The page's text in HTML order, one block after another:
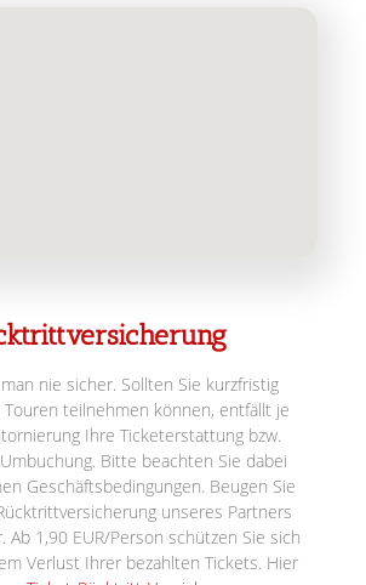
nie sicher. Sollten Sie kurzfristig
teilnehmen können, entfällt je
Ihre Ticketerstattung bzw.
Bitte beachten Sie dabei
Geschäftsbedingungen. Beugen Sie
unseres Partners
Ab 1,90 EUR/Person schützen Sie sich
Verlust Ihrer bezahlten Tickets. Hier